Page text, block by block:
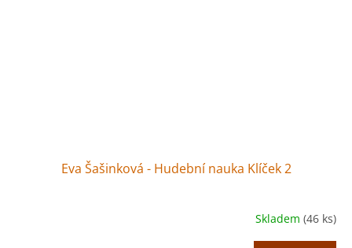
Eva Šašinková - Hudební nauka Klíček 2
Skladem (46 ks)